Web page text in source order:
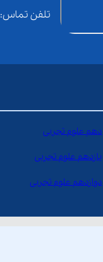
تلفن تماس:
دهم علوم تجربی
یازدهم علوم تجربی
دوازدهم علوم تجربی